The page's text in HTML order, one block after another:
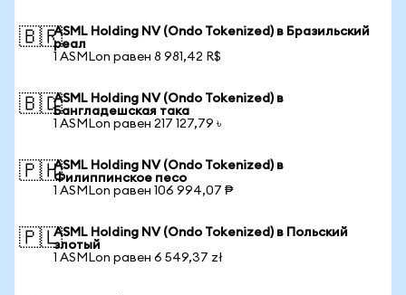
🇧🇷ASML Holding NV (Ondo Tokenized) в Бразильский
реал
1 ASMLon равен 8 981,42 R$
🇧🇩ASML Holding NV (Ondo Tokenized) в
Бангладешская така
1 ASMLon равен 217 127,79 ৳
🇵🇭ASML Holding NV (Ondo Tokenized) в
Филиппинское песо
1 ASMLon равен 106 994,07 ₱
🇵🇱ASML Holding NV (Ondo Tokenized) в Польский
злотый
1 ASMLon равен 6 549,37 zł